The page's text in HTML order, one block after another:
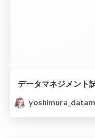
yoshimura_datam